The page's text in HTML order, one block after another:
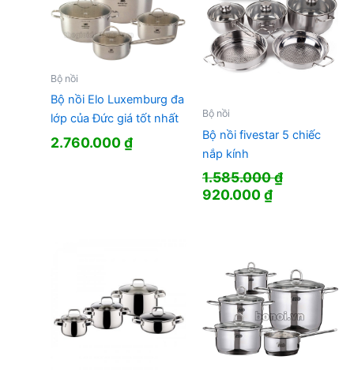
Bộ nồi
Bộ nồi Elo Luxemburg đa
lớp của Đức giá tốt nhất
2.760.000₫
Bộ nồi
Bộ nồi fivestar 5 chiếc
nắp kính
1.585.000₫
Giá
920.000₫Giá